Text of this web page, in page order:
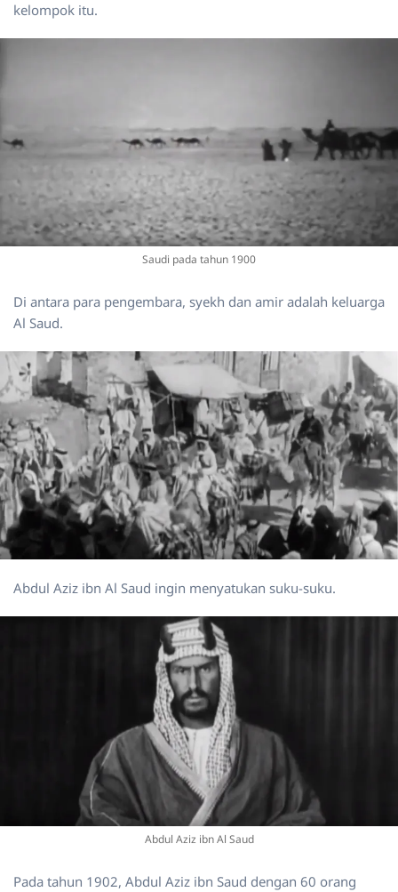
kelompok itu.
Saudi pada tahun 1900
Di antara para pengembara, syekh dan amir adalah keluarga
Al Saud.
Abdul Aziz ibn Al Saud ingin menyatukan suku-suku.
Abdul Aziz ibn Al Saud
Pada tahun 1902, Abdul Aziz ibn Saud dengan 60 orang